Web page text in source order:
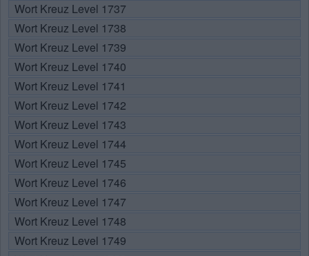
Wort Kreuz Level 1737
Wort Kreuz Level 1738
Wort Kreuz Level 1739
Wort Kreuz Level 1740
Wort Kreuz Level 1741
Wort Kreuz Level 1742
Wort Kreuz Level 1743
Wort Kreuz Level 1744
Wort Kreuz Level 1745
Wort Kreuz Level 1746
Wort Kreuz Level 1747
Wort Kreuz Level 1748
Wort Kreuz Level 1749